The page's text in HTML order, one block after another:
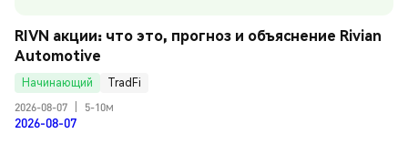
RIVN акции: что это, прогноз и объяснение Rivian
Automotive
Начинающий
TradFi
2026-08-07
5-10м
2026-08-07